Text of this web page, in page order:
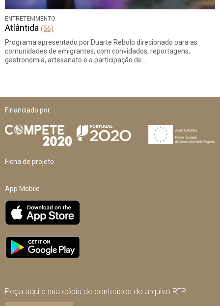
ENTRETENIMENTO
Atlântida (56)
Programa apresentado por Duarte Rebolo direcionado para as
comunidades de emigrantes, com convidados, reportagens,
gastronomia, artesanato e a participação de…
Financiado por:
Ficha de projeto
App Mobile
Peça aqui a sua cópia de conteúdos do arquivo RTP